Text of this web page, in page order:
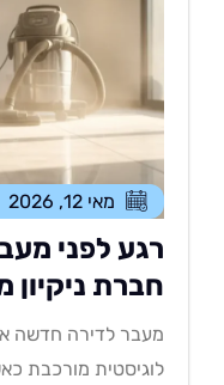
מאי 12, 2026
לפני מעבר
ניקיון
לדירה חדשה או
מורכבת כאשר שלב